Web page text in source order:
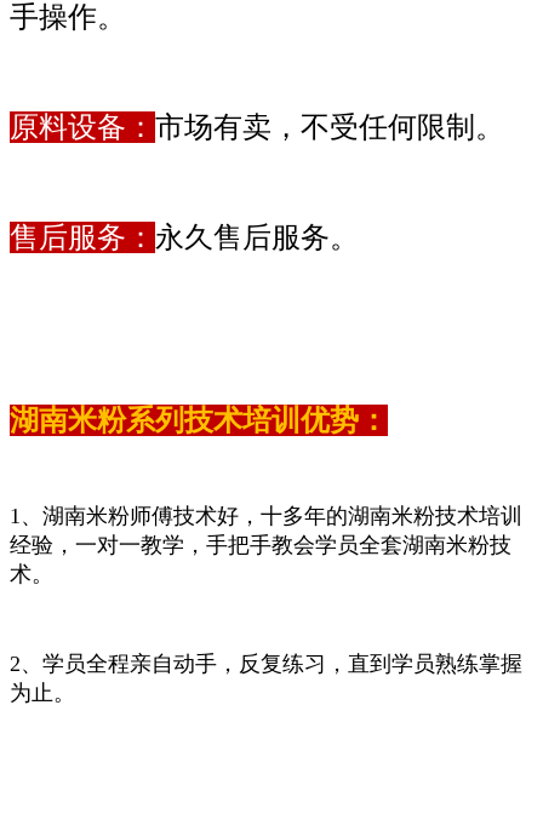
手操作。
原料设备： 市场有卖，不受任何限制。
售后服务： 永久售后服务。
湖南米粉系列技术培训优势：
1、湖南米粉师傅技术好，十多年的湖南米粉技术培训
经验，一对一教学，手把手教会学员全套湖南米粉技
术。
2、学员全程亲自动手，反复练习，直到学员熟练掌握
为止。